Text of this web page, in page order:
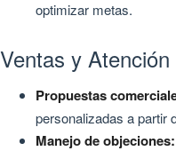
optimizar metas.
Ventas y
Propuestas
personalizadas a partir
Manejo de objeciones: